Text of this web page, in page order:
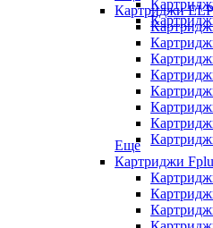
Картриджи
Еще
Картриджи